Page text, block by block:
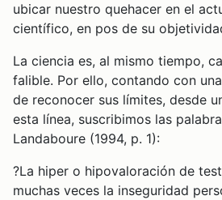
ubicar nuestro quehacer en el
científico, en pos de su
La ciencia es, al mismo tiempo,
falible. Por ello, contando con
de reconocer sus límites, desde
esta línea, suscribimos las
Landaboure (1994, p. 1):
?La hiper o hipovaloración de
muchas veces la inseguridad